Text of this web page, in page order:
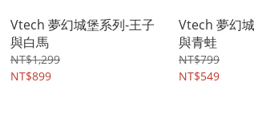
Vtech 夢幻城堡系列-王子
與白馬
NT$1,299
NT$899
Vtech 夢幻
與青蛙
NT$799
NT$549